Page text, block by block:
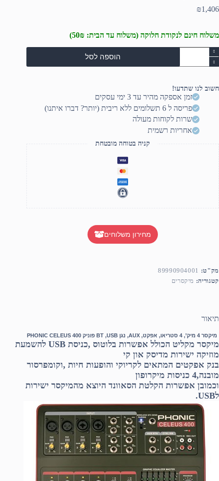
₪1,406
משלוח חינם לנקודת חלוקה (משלוח עד הבית: 50₪)
כמות
של
מיקסר
PHONIC
CELEUS
הוספה לסל
חשוב לנו שתדעו!
זמן אספקה מהיר עד 3 ימי עסקים
פריסה ל 6 תשלומים ללא ריבית (יותר? דברו איתנו)
שרות לקוחות מעולה
אחריות רשמית
קניה בטוחה מובטחת
מחירון משלוחים
מק"ט: 89990904001
קטגוריה: מיקסרים
תיאור
מיקסר 4 מיק’, 4 סטריאו, אפקט, AUX, נגן USB, ‏BT‏ פוניק PHONIC CELEUS 400
מיקסר מקליט הכולל אפשרות בלוטוס ,כניסת USB להשמעת
מוזיקה ישירות מדיסק און קי
בנק אפקטים המתאים לקריוקי והופעות חיות ,וקומפרסור
מובנה,4 כניסות מיקרופון
וכמובן אפשרות הקלטת הסאוונד היוצא מהמיקסר ישירות
לUSB.